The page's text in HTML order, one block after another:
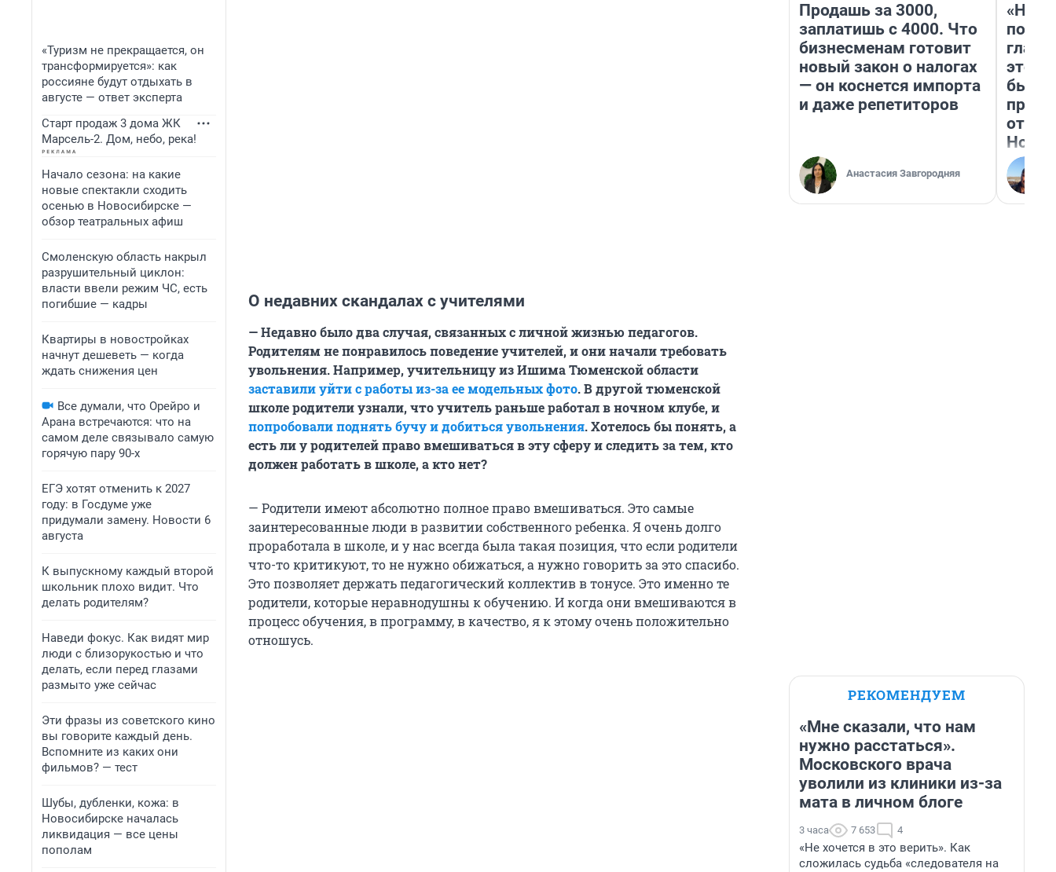
«Туризм не прекращается, он
трансформируется»: как
россияне будут отдыхать в
августе — ответ эксперта
Старт продаж 3 дома ЖК
Марсель-2. Дом, небо, река!
Начало сезона: на какие
новые спектакли сходить
осенью в Новосибирске —
обзор театральных афиш
Смоленскую область накрыл
разрушительный циклон:
власти ввели режим ЧС, есть
погибшие — кадры
Квартиры в новостройках
начнут дешеветь — когда
ждать снижения цен
Все думали, что Орейро и
Арана встречаются: что на
самом деле связывало самую
горячую пару 90-х
ЕГЭ хотят отменить к 2027
году: в Госдуме уже
придумали замену. Новости 6
августа
К выпускному каждый второй
школьник плохо видит. Что
делать родителям?
Наведи фокус. Как видят мир
люди с близорукостью и что
делать, если перед глазами
размыто уже сейчас
Эти фразы из советского кино
вы говорите каждый день.
Вспомните из каких они
фильмов? — тест
Шубы, дубленки, кожа: в
Новосибирске началась
ликвидация — все цены
пополам
О недавних скандалах с учителями
— Недавно было два случая, связанных с личной жизнью педагогов.
Родителям не понравилось поведение учителей, и они начали требовать
увольнения. Например, учительницу из Ишима Тюменской области
заставили уйти с работы из-за ее модельных фото. В другой тюменской
школе родители узнали, что учитель раньше работал в ночном клубе, и
попробовали поднять бучу и добиться увольнения. Хотелось бы понять, а
есть ли у родителей право вмешиваться в эту сферу и следить за тем, кто
должен работать в школе, а кто нет?
— Родители имеют абсолютно полное право вмешиваться. Это самые
заинтересованные люди в развитии собственного ребенка. Я очень долго
проработала в школе, и у нас всегда была такая позиция, что если родители
что-то критикуют, то не нужно обижаться, а нужно говорить за это спасибо.
Это позволяет держать педагогический коллектив в тонусе. Это именно те
родители, которые неравнодушны к обучению. И когда они вмешиваются в
процесс обучения, в программу, в качество, я к этому очень положительно
отношусь.
Продашь за 3000,
заплатишь с 4000. Что
бизнесменам готовит
новый закон о налогах
— он коснется импорта
и даже репетиторов
Анастасия Завгородняя
этого
бьет
РЕКОМЕНДУЕМ
«Мне сказали, что нам
нужно расстаться».
Московского врача
уволили из клиники из-за
мата в личном блоге
3 часа 7 653 4
«Не хочется в это верить». Как
сложилась судьба «следователя на